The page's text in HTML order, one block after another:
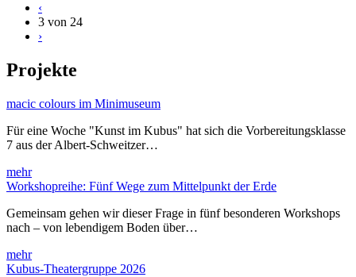
‹
3 von 24
›
Projekte
macic colours im Minimuseum
Für eine Woche "Kunst im Kubus" hat sich die Vorbereitungsklasse
7 aus der Albert-Schweitzer…
mehr
Workshopreihe: Fünf Wege zum Mittelpunkt der Erde
Gemeinsam gehen wir dieser Frage in fünf besonderen Workshops
nach – von lebendigem Boden über…
mehr
Kubus-Theatergruppe 2026